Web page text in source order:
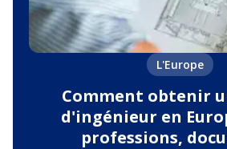
L'Europe
Comment obtenir
d'ingénieur en
professions,